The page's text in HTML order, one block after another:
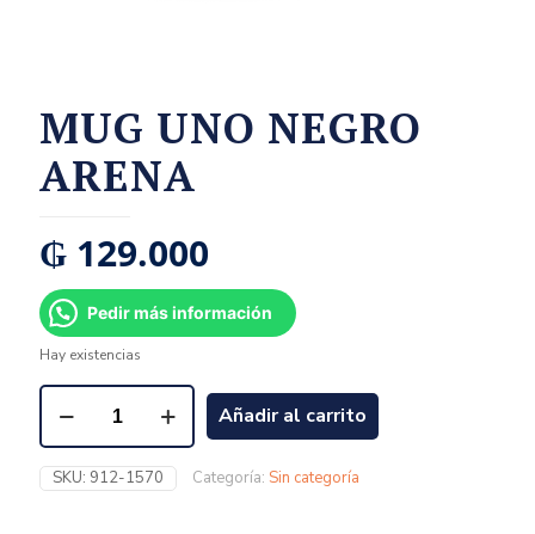
MUG UNO NEGRO
ARENA
₲ 129.000
Pedir más información
Hay existencias
Añadir al carrito
SKU: 912-1570 Categoría: Sin categoría